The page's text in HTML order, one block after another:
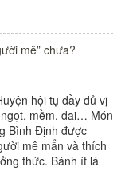
mê” chưa?
hội tụ đầy đủ vị
mềm, dai… Món
Bình Định được
mê mẩn và thích
thức. Bánh ít lá